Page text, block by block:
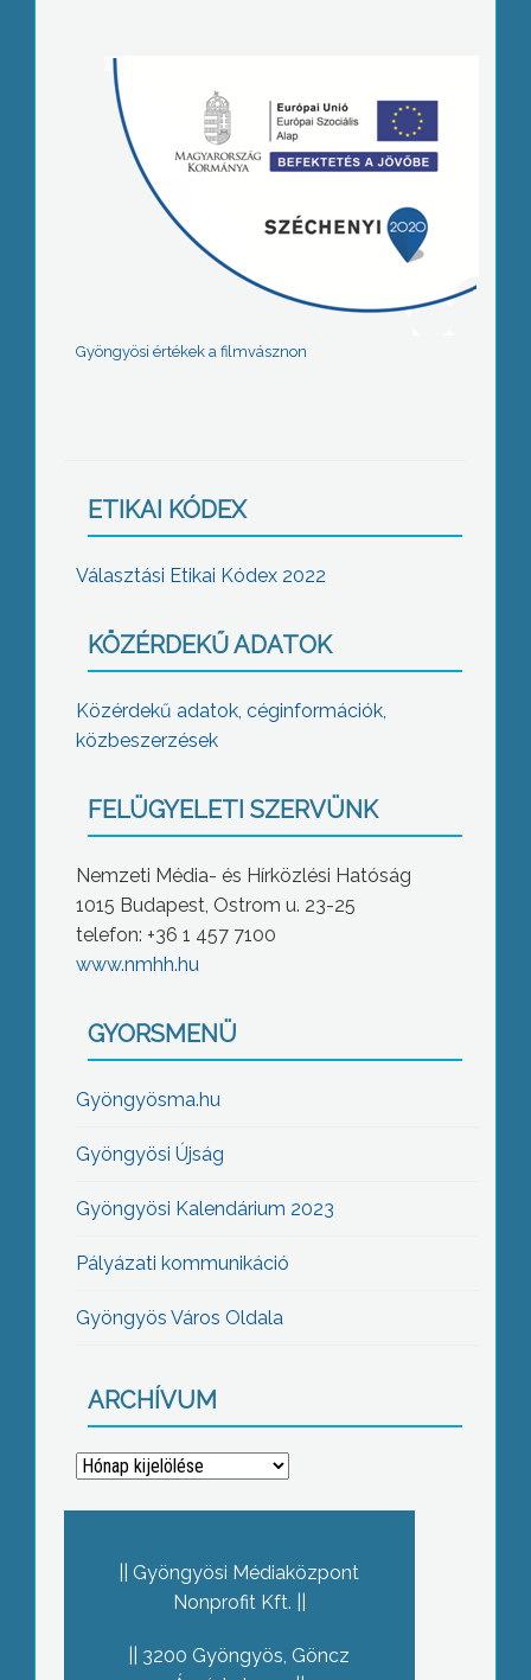
Gyöngyösi értékek a filmvásznon
ETIKAI KÓDEX
Választási Etikai Kódex 2022
KÖZÉRDEKŰ ADATOK
Közérdekű adatok, céginformációk,
közbeszerzések
FELÜGYELETI SZERVÜNK
Nemzeti Média- és Hírközlési Hatóság
1015 Budapest, Ostrom u. 23-25
telefon: +36 1 457 7100
www.nmhh.hu
GYORSMENÜ
Gyöngyösma.hu
Gyöngyösi Újság
Gyöngyösi Kalendárium 2023
Pályázati kommunikáció
Gyöngyös Város Oldala
ARCHÍVUM
Archívum
Gyöngyösi Médiaközpont
Nonprofit Kft.
3200 Gyöngyös, Göncz